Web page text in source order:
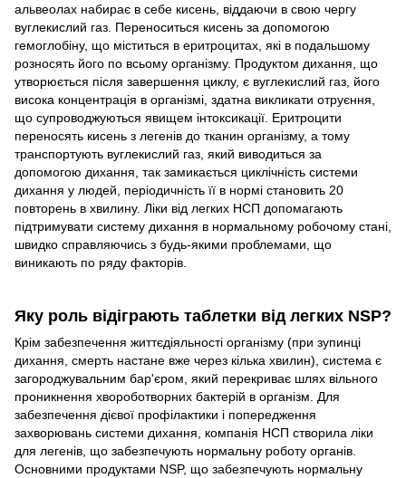
альвеолах набирає в себе кисень, віддаючи в свою чергу
вуглекислий газ. Переноситься кисень за допомогою
гемоглобіну, що міститься в еритроцитах, які в подальшому
розносять його по всьому організму. Продуктом дихання, що
утворюється після завершення циклу, є вуглекислий газ, його
висока концентрація в організмі, здатна викликати отруєння,
що супроводжуються явищем інтоксикації. Еритроцити
переносять кисень з легенів до тканин організму, а тому
транспортують вуглекислий газ, який виводиться за
допомогою дихання, так замикається циклічність системи
дихання у людей, періодичність її в нормі становить 20
повторень в хвилину. Ліки від легких НСП допомагають
підтримувати систему дихання в нормальному робочому стані,
швидко справляючись з будь-якими проблемами, що
виникають по ряду факторів.
Яку роль відіграють таблетки від легких NSP?
Крім забезпечення життєдіяльності організму (при зупинці
дихання, смерть настане вже через кілька хвилин), система є
загороджувальним бар'єром, який перекриває шлях вільного
проникнення хвороботворних бактерій в організм. Для
забезпечення дієвої профілактики і попередження
захворювань системи дихання, компанія НСП створила ліки
для легенів, що забезпечують нормальну роботу органів.
Основними продуктами NSP, що забезпечують нормальну